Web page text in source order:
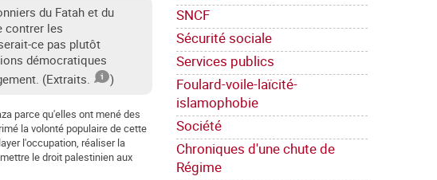
SNCF
Sécurité sociale
Services publics
Foulard-voile-laïcité-
islamophobie
Société
Chroniques d'une chute de
Régime
du Fatah et du
contrer les
ce pas plutôt
démocratiques
(Extraits.
)
parce qu'elles ont mené des
la volonté populaire de cette
l'occupation, réaliser la
le droit palestinien aux